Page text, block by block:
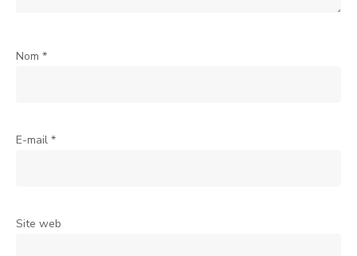
Nom *
E-mail *
Site web